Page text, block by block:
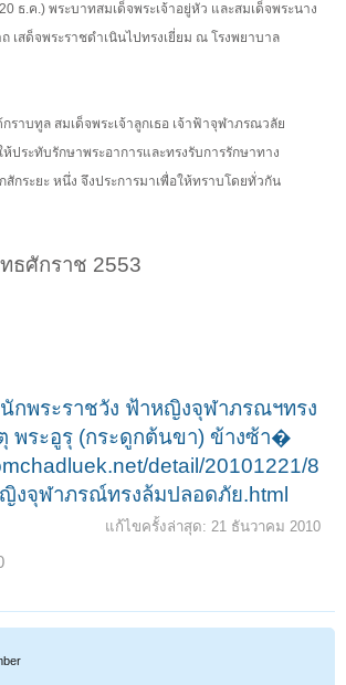
ธ.ค.) พระบาทสมเด็จพระเจ้าอยู่หัว และสมเด็จพระนาง
เสด็จพระราชดำเนินไปทรงเยี่ยม ณ โรงพยาบาล
าบทูล สมเด็จพระเจ้าลูกเธอ เจ้าฟ้าจุฬาภรณวลัย
ประทับรักษาพระอาการและทรงรับการรักษาทาง
กระยะ หนึ่ง จึงประการมาเพื่อให้ทราบโดยทั่วกัน
ธศักราช 2553
กพระราชวัง ฟ้าหญิงจุฬาภรณฯทรง
พระอูรุ (กระดูกต้นขา) ข้างซ้า�
detail/20101221/8
งจุฬาภรณ์ทรงล้มปลอดภัย.html
แก้ไขครั้งล่าสุด: 21 ธันวาคม 2010